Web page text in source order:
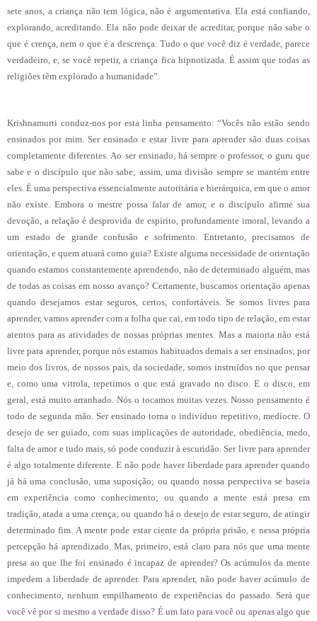
sete anos, a criança não tem lógica, não é argumentativa. Ela está confiando,
explorando, acreditando. Ela não pode deixar de acreditar, porque não sabe o
que é crença, nem o que é a descrença. Tudo o que você diz é verdade, parece
verdadeiro, e, se você repetir, a criança fica hipnotizada. É assim que todas as
religiões têm explorado a humanidade”.
Krishnamurti conduz-nos por esta linha pensamento: “Vocês não estão sendo
ensinados por mim. Ser ensinado e estar livre para aprender são duas coisas
completamente diferentes. Ao ser ensinado, há sempre o professor, o guru que
sabe e o discípulo que não sabe; assim, uma divisão sempre se mantém entre
eles. É uma perspectiva essencialmente autoritária e hierárquica, em que o amor
não existe. Embora o mestre possa falar de amor, e o discípulo afirme sua
devoção, a relação é desprovida de espírito, profundamente imoral, levando a
um estado de grande confusão e sofrimento. Entretanto, precisamos de
orientação, e quem atuará como guia? Existe alguma necessidade de orientação
quando estamos constantemente aprendendo, não de determinado alguém, mas
de todas as coisas em nosso avanço? Certamente, buscamos orientação apenas
quando desejamos estar seguros, certos, confortáveis. Se somos livres para
aprender, vamos aprender com a folha que cai, em todo tipo de relação, em estar
atentos para as atividades de nossas próprias mentes. Mas a maioria não está
livre para aprender, porque nós estamos habituados demais a ser ensinados; por
meio dos livros, de nossos pais, da sociedade, somos instruídos no que pensar
e, como uma vitrola, repetimos o que está gravado no disco. E o disco, em
geral, está muito arranhado. Nós o tocamos muitas vezes. Nosso pensamento é
todo de segunda mão. Ser ensinado torna o indivíduo repetitivo, medíocre. O
desejo de ser guiado, com suas implicações de autoridade, obediência, medo,
falta de amor e tudo mais, só pode conduzir à escuridão. Ser livre para aprender
é algo totalmente diferente. E não pode haver liberdade para aprender quando
já há uma conclusão, uma suposição; ou quando nossa perspectiva se baseia
em experiência como conhecimento; ou quando a mente está presa em
tradição, atada a uma crença; ou quando há o desejo de estar seguro, de atingir
determinado fim. A mente pode estar ciente da própria prisão, e nessa própria
percepção há aprendizado. Mas, primeiro, está claro para nós que uma mente
presa ao que lhe foi ensinado é incapaz de aprender? Os acúmulos da mente
impedem a liberdade de aprender. Para aprender, não pode haver acúmulo de
conhecimento, nenhum empilhamento de experiências do passado. Será que
você vê por si mesmo a verdade disso? É um fato para você ou apenas algo que